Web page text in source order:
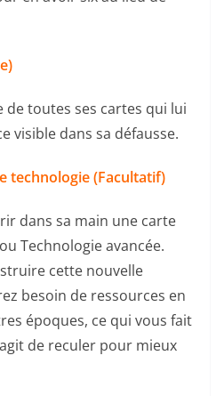
de toutes ses cartes qui lui
visible dans sa défausse.
technologie (Facultatif)
dans sa main une carte
Technologie avancée.
cette nouvelle
besoin de ressources en
époques, ce qui vous fait
de reculer pour mieux